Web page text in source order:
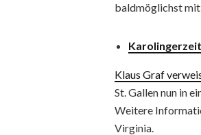
baldmöglichst
Klaus Graf
St. Gallen nun in
Weitere
Virginia.